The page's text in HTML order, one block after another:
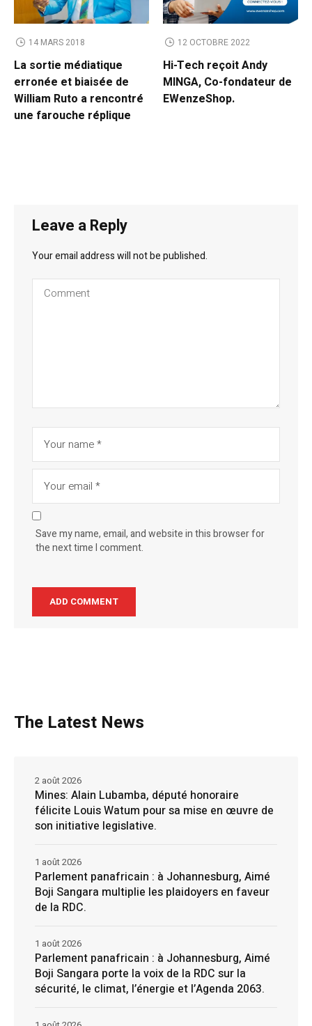
14 MARS 2018
La sortie médiatique
erronée et biaisée de
William Ruto a rencontré
une farouche réplique
12 OCTOBRE 2022
Hi-Tech reçoit Andy
MINGA, Co-fondateur de
EWenzeShop.
Leave a Reply
Your email address will not be published.
Save my name, email, and website in this browser for
the next time I comment.
The Latest News
Mines: Alain Lubamba, député honoraire
félicite Louis Watum pour sa mise en œuvre de
son initiative legislative.
2 août 2026
Parlement panafricain : à Johannesburg, Aimé
Boji Sangara multiplie les plaidoyers en faveur
de la RDC.
1 août 2026
Parlement panafricain : à Johannesburg, Aimé
Boji Sangara porte la voix de la RDC sur la
sécurité, le climat, l’énergie et l’Agenda 2063.
1 août 2026